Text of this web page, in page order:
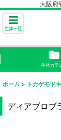
大阪府寝屋川市
生体一覧
生体カテ
ホーム > トカゲモドキ
ディアブロブ